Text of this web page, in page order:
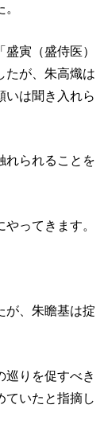
寅（盛侍医）
たが、朱高熾は
いは聞き入れら
れられることを
ってきます。
が、朱瞻基は掟
巡りを促すべき
ていたと指摘し